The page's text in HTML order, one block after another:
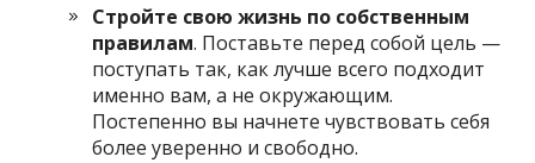
Стройте свою жизнь по собственным
правилам. Поставьте перед собой цель —
поступать так, как лучше всего подходит
именно вам, а не окружающим.
Постепенно вы начнете чувствовать себя
более уверенно и свободно.